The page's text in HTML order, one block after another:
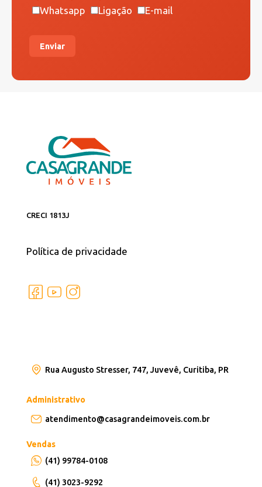
Whatsapp
Ligação E-mail
Enviar
CRECI 1813J
Política de privacidade
Rua Augusto Stresser, 747, Juvevê, Curitiba, PR
Administrativo
atendimento@casagrandeimoveis.com.br
Vendas
(41) 99784-0108
(41) 3023-9292